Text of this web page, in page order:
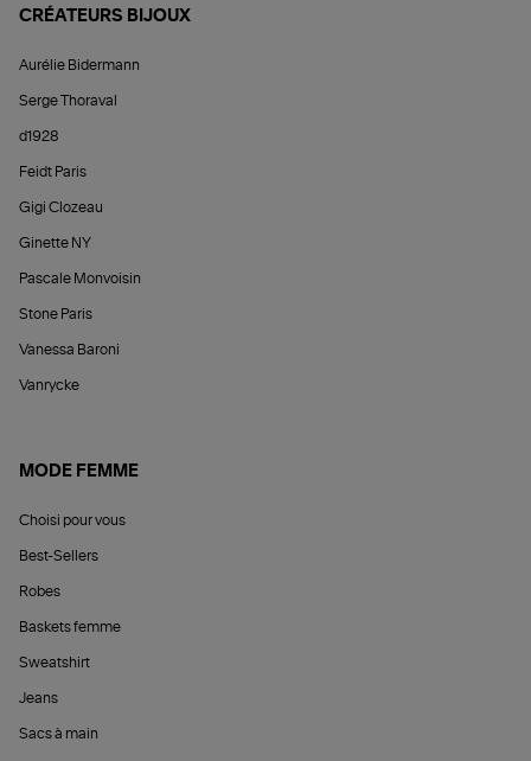
CRÉATEURS BIJOUX
Aurélie Bidermann
Serge Thoraval
d1928
Feidt Paris
Gigi Clozeau
Ginette NY
Pascale Monvoisin
Stone Paris
Vanessa Baroni
Vanrycke
MODE FEMME
Choisi pour vous
Best-Sellers
Robes
Baskets femme
Sweatshirt
Jeans
Sacs à main